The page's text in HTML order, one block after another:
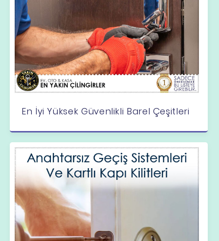
En İyi Yüksek Güvenlikli Barel Çeşitleri